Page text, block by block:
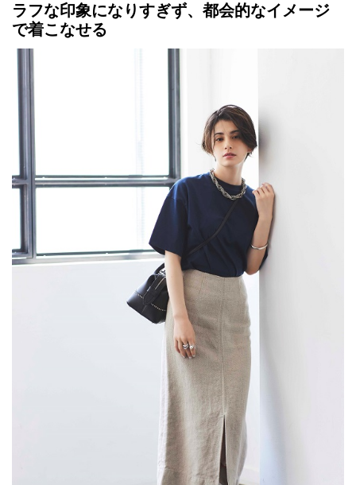
ラフな印象になりすぎず、都会的なイメージ
で着こなせる